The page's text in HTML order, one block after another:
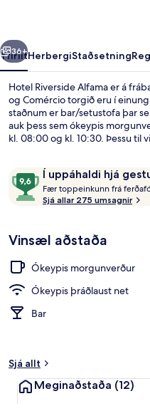
Næsta
36+
YfirlitHerbergiStaðsetning
Hotel Riverside Alfama er á
og Comércio torgið eru í
staðnum er bar/setustofa þar
auk þess sem ókeypis
kl. 08:00 og kl. 10:30. Þessu til
hjálpsamt starfsfólk.
almenningssamgöngum: Sé-
göngufjarlægð og Limoeiro-
UmsagnirÍ uppáhaldi hjá
9,6
af
10,
uppáhaldi
hjá
gestum
Fær toppeinkunn frá
Sjá allar 275 umsagnir
Vinsæl aðstaða
Ókeypis morgunverður
Ókeypis þráðlaust net
Bar
Sjá allt
Meginaðstaða (12)